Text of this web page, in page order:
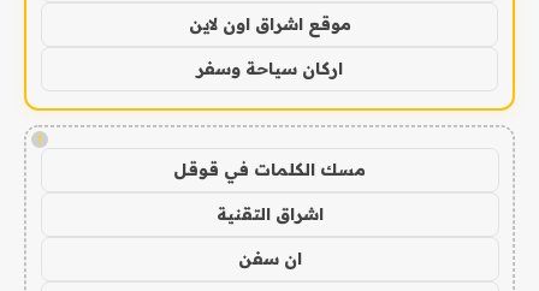
موقع اشراق اون لاين
اركان سياحة وسفر
!
مسك الكلمات في قوقل
اشراق التقنية
ان سفن